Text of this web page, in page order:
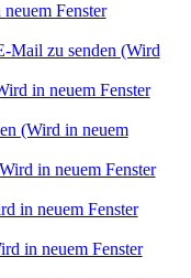
Fenster
Mail zu senden (Wird
in neuem Fenster
(Wird in neuem
in neuem Fenster
in neuem Fenster
in neuem Fenster